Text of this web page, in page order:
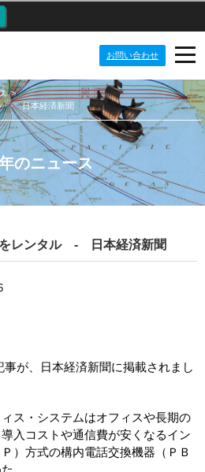
お問い合わせ
システム)サイトへ
- 日本経済新聞
のニュース
をレンタル - 日本経済新聞
が、日本経済新聞に掲載されまし
ス・システムはオフィスや長期の
入コストや通信費が安くなるイン
）方式の構内電話交換機器（ＰＢ
。